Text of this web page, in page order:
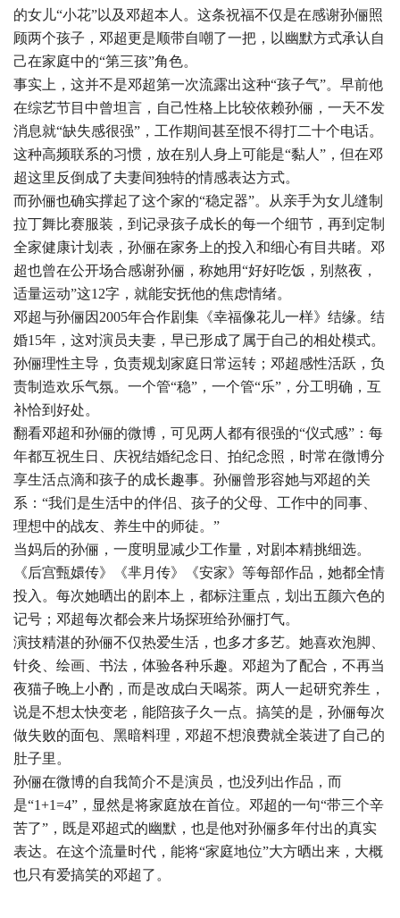
的女儿“小花”以及邓超本人。这条祝福不仅是在感谢孙俪照
顾两个孩子，邓超更是顺带自嘲了一把，以幽默方式承认自
己在家庭中的“第三孩”角色。
事实上，这并不是邓超第一次流露出这种“孩子气”。早前他
在综艺节目中曾坦言，自己性格上比较依赖孙俪，一天不发
消息就“缺失感很强”，工作期间甚至恨不得打二十个电话。
这种高频联系的习惯，放在别人身上可能是“黏人”，但在邓
超这里反倒成了夫妻间独特的情感表达方式。
而孙俪也确实撑起了这个家的“稳定器”。从亲手为女儿缝制
拉丁舞比赛服装，到记录孩子成长的每一个细节，再到定制
全家健康计划表，孙俪在家务上的投入和细心有目共睹。邓
超也曾在公开场合感谢孙俪，称她用“好好吃饭，别熬夜，
适量运动”这12字，就能安抚他的焦虑情绪。
邓超与孙俪因2005年合作剧集《幸福像花儿一样》结缘。结
婚15年，这对演员夫妻，早已形成了属于自己的相处模式。
孙俪理性主导，负责规划家庭日常运转；邓超感性活跃，负
责制造欢乐气氛。一个管“稳”，一个管“乐”，分工明确，互
补恰到好处。
翻看邓超和孙俪的微博，可见两人都有很强的“仪式感”：每
年都互祝生日、庆祝结婚纪念日、拍纪念照，时常在微博分
享生活点滴和孩子的成长趣事。孙俪曾形容她与邓超的关
系：“我们是生活中的伴侣、孩子的父母、工作中的同事、
理想中的战友、养生中的师徒。”
当妈后的孙俪，一度明显减少工作量，对剧本精挑细选。
《后宫甄嬛传》《芈月传》《安家》等每部作品，她都全情
投入。每次她晒出的剧本上，都标注重点，划出五颜六色的
记号；邓超每次都会来片场探班给孙俪打气。
演技精湛的孙俪不仅热爱生活，也多才多艺。她喜欢泡脚、
针灸、绘画、书法，体验各种乐趣。邓超为了配合，不再当
夜猫子晚上小酌，而是改成白天喝茶。两人一起研究养生，
说是不想太快变老，能陪孩子久一点。搞笑的是，孙俪每次
做失败的面包、黑暗料理，邓超不想浪费就全装进了自己的
肚子里。
孙俪在微博的自我简介不是演员，也没列出作品，而
是“1+1=4”，显然是将家庭放在首位。邓超的一句“带三个辛
苦了”，既是邓超式的幽默，也是他对孙俪多年付出的真实
表达。在这个流量时代，能将“家庭地位”大方晒出来，大概
也只有爱搞笑的邓超了。